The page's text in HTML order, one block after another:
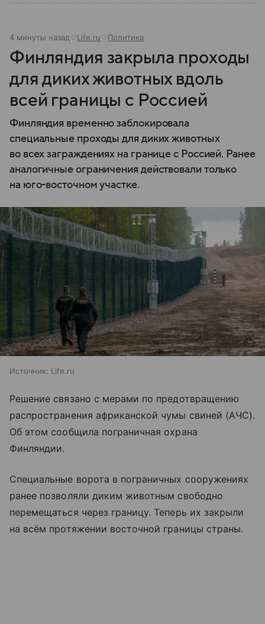
4 минуты назад Life.ru Политика
Финляндия закрыла проходы
для диких животных вдоль
всей границы с Россией
Финляндия временно заблокировала
специальные проходы для диких животных
во всех заграждениях на границе с Россией. Ранее
аналогичные ограничения действовали только
на юго-восточном участке.
Источник: Life.ru
Решение связано с мерами по предотвращению
распространения африканской чумы свиней (АЧС).
Об этом сообщила пограничная охрана
Финляндии.
Специальные ворота в пограничных сооружениях
ранее позволяли диким животным свободно
перемещаться через границу. Теперь их закрыли
на всём протяжении восточной границы страны.